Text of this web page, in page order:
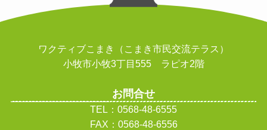
ワクティブこまき（こまき市民交流テラス）
小牧市小牧3丁目555 ラピオ2階
お問合せ
TEL：0568-48-6555
FAX：0568-48-6556